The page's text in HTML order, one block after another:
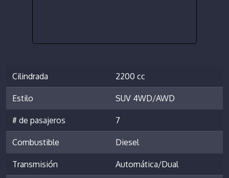
Cilindrada 2200 cc
Estilo SUV 4WD/AWD
# de pasajeros 7
Combustible Diesel
Transmisión Automática/Dual